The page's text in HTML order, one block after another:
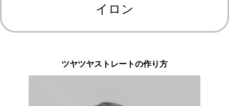
イロン
ツヤツヤストレートの作り方